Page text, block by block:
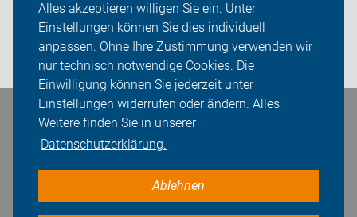
Alles akzeptieren willigen Sie ein. Unter
Einstellungen können Sie dies individuell
anpassen. Ohne Ihre Zustimmung verwenden wir
nur technisch notwendige Cookies. Die
Einwilligung können Sie jederzeit unter
Einstellungen widerrufen oder ändern. Alles
Weitere finden Sie in unserer
Datenschutzerklärung.
Ablehnen
Presse
Bleiben Sie in Kontakt